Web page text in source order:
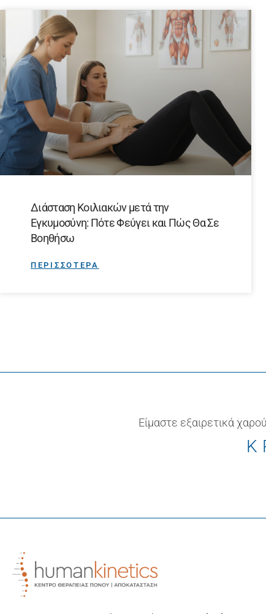
Διάσταση Κοιλιακών μετά την
Εγκυμοσύνη: Πότε Φεύγει και Πώς Θα Σε
Βοηθήσω
ΠΕΡΙΣΣΟΤΕΡΑ
Είμαστε εξαιρετικά